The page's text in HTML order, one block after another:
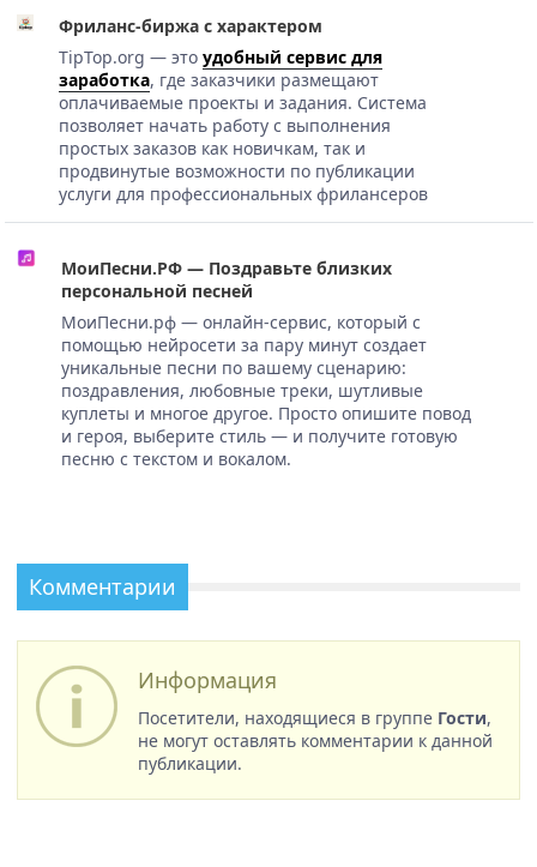
Фриланс-биржа с характером
TipTop.org — это удобный сервис для
заработка, где заказчики размещают
оплачиваемые проекты и задания. Система
позволяет начать работу с выполнения
простых заказов как новичкам, так и
продвинутые возможности по публикации
услуги для профессиональных фрилансеров
МоиПесни.РФ — Поздравьте близких
персональной песней
МоиПесни.рф — онлайн-сервис, который с
помощью нейросети за пару минут создает
уникальные песни по вашему сценарию:
поздравления, любовные треки, шутливые
куплеты и многое другое. Просто опишите повод
и героя, выберите стиль — и получите готовую
песню с текстом и вокалом.
Комментарии
Информация
Посетители, находящиеся в группе Гости,
не могут оставлять комментарии к данной
публикации.